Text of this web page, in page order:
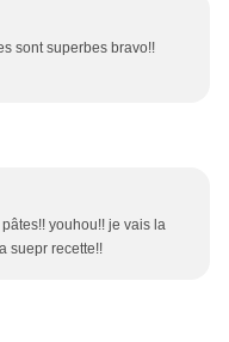
sont superbes bravo!!
youhou!! je vais la
suepr recette!!